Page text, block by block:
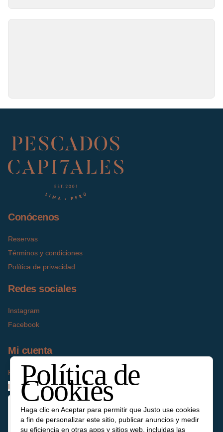
Conócenos
Reservas
Términos y condiciones
Política de privacidad
Redes sociales
Instagram
Facebook
Mi cuenta
Pedir
Iniciar sesión
Política de
Cookies
Haga clic en Aceptar para permitir que Justo use cookies
a fin de personalizar este sitio, publicar anuncios y medir
su eficiencia en otras apps y sitios web, incluidas las